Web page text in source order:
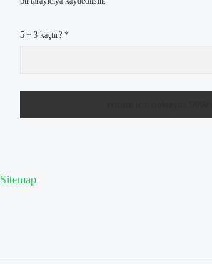
5 + 3 kaçtır? *
Sitemap